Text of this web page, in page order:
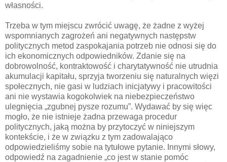
własności.
Trzeba w tym miejscu zwrócić uwagę, że żadne z wyżej
wspomnianych zagrożeń ani negatywnych następstw
politycznych metod zaspokajania potrzeb nie odnosi się do
ich ekonomicznych odpowiedników. Zdanie się na
dobrowolność, kontraktowość i charytatywność nie utrudnia
akumulacji kapitału, sprzyja tworzeniu się naturalnych więzi
społecznych, nie gasi w ludziach inicjatywy i pracowitości
ani nie wystawia kogokolwiek na niebezpieczeństwo
ulegnięcia „zgubnej pysze rozumu”. Wydawać by się więc
mogło, że nie istnieje żadna przewaga procedur
politycznych, jaką można by przytoczyć w niniejszym
kontekście, i że w związku z tym zadowalająco
odpowiedzieliśmy sobie na tytułowe pytanie. Innymi słowy,
odpowiedź na zagadnienie „co jest w stanie pomóc